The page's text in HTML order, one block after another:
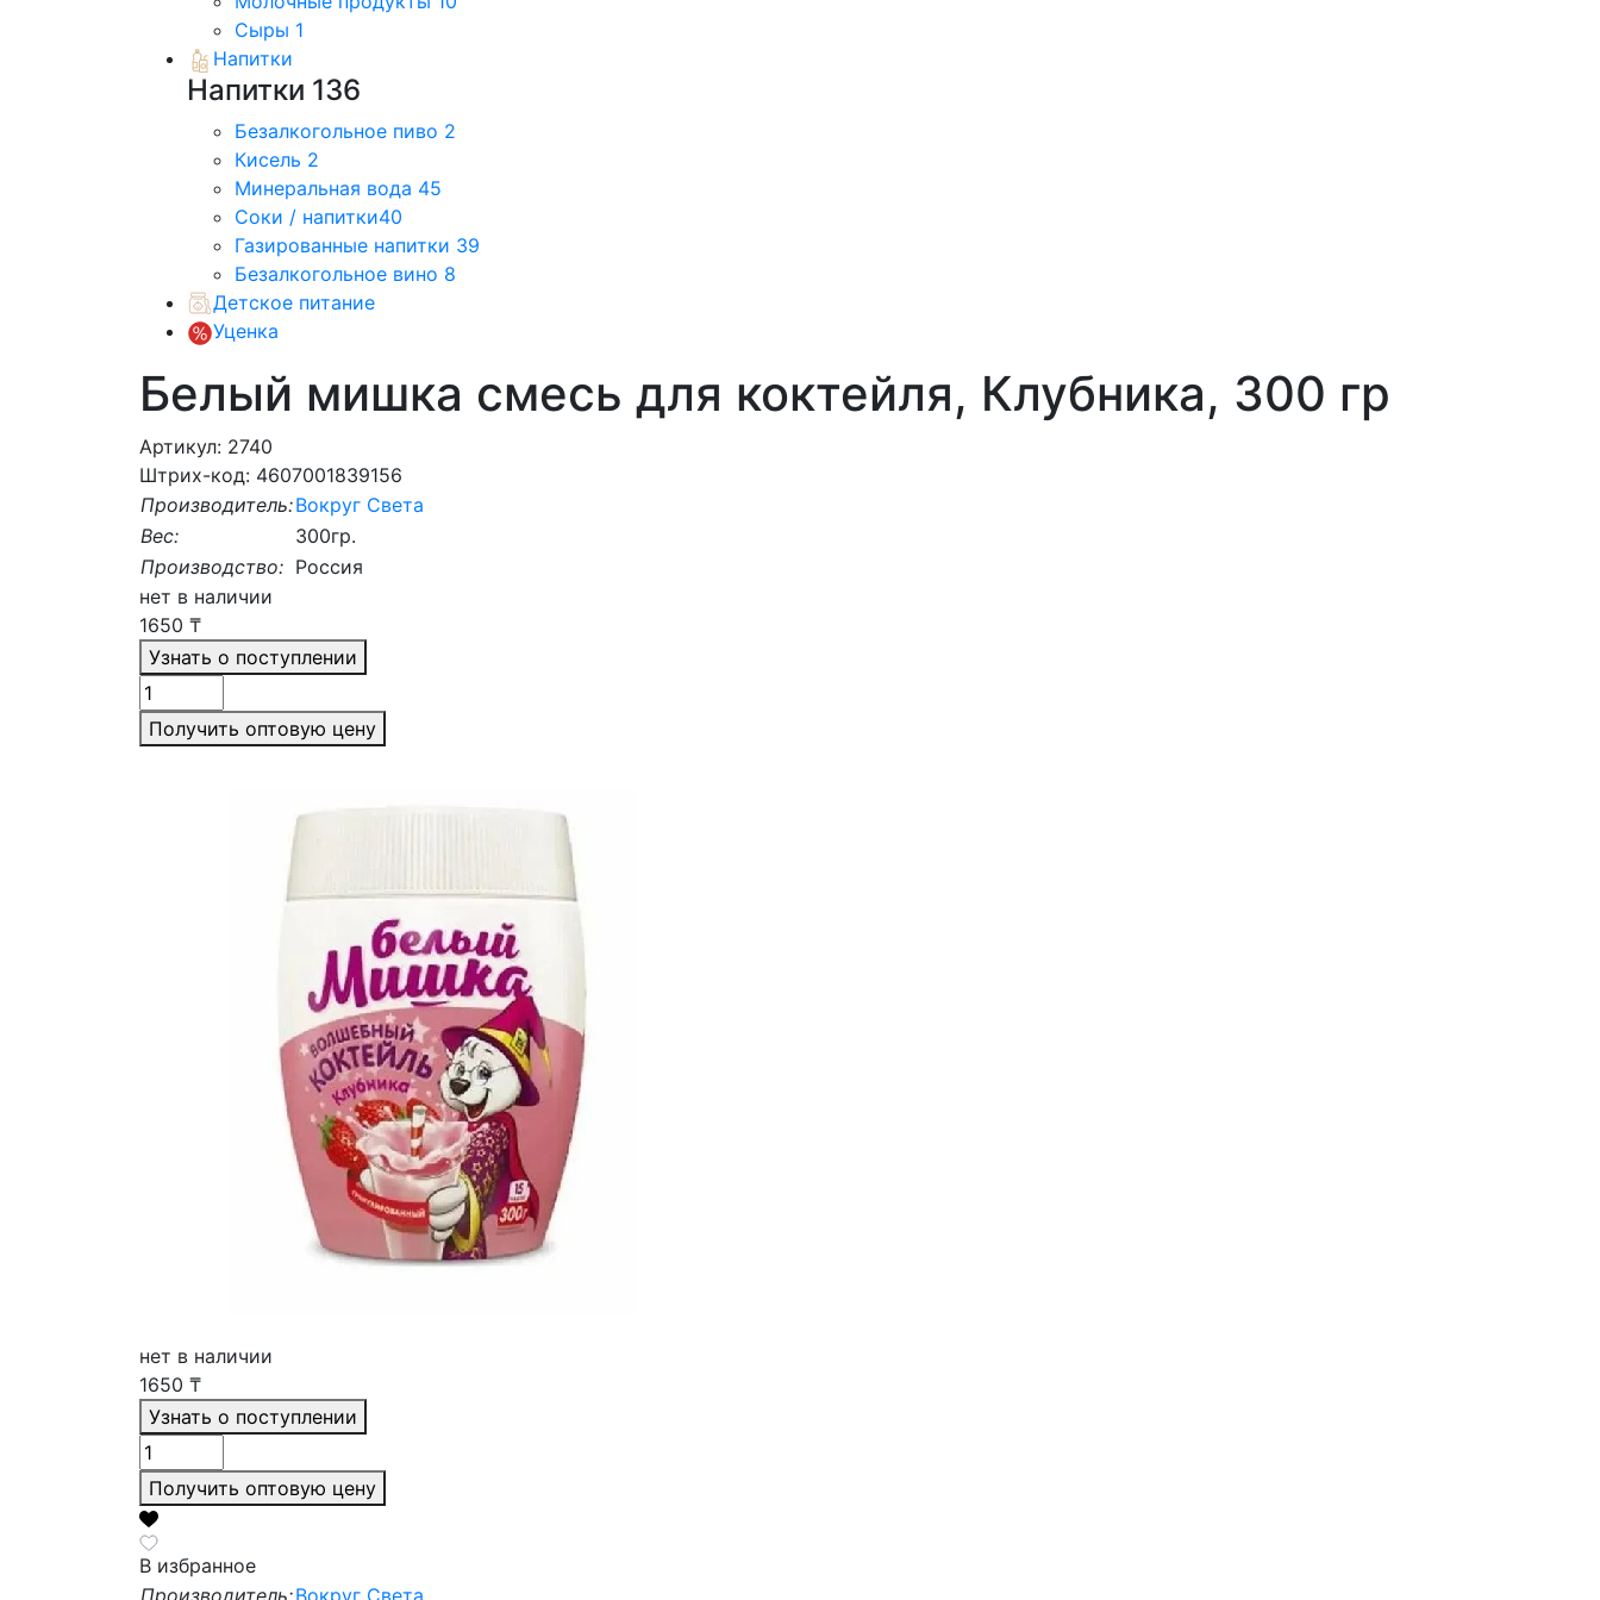
Сыры 1
Напитки
Напитки 136
Безалкогольное пиво 2
Кисель 2
Минеральная вода 45
Соки / напитки40
Газированные напитки 39
Безалкогольное вино 8
Детское питание
Уценка
Белый мишка смесь для коктейля, Клубника, 300 гр
Артикул: 2740
Штрих-код: 4607001839156
Производитель:Вокруг Света
Вес:
300гр.
Производство: Россия
нет в наличии
1650 ₸
Узнать о поступлении
Получить оптовую цену
нет в наличии
1650 ₸
Узнать о поступлении
Получить оптовую цену
В избранное
Производитель:Вокруг Света